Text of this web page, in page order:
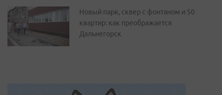
Новый парк, сквер с фонтаном и 50
квартир: как преображается
Дальнегорск